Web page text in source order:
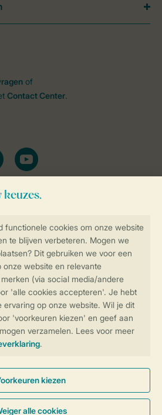
jouw gegevens &
wijzigen
boeken
of
Contact Center.
youtube